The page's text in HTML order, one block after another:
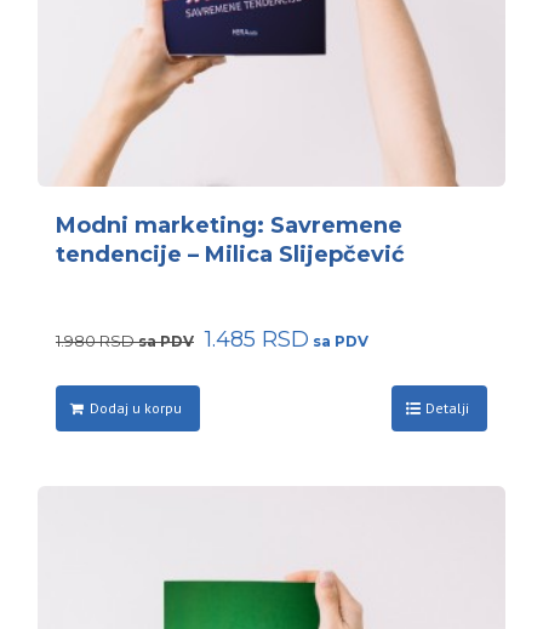
Modni marketing: Savremene
tendencije – Milica Slijepčević
1.980RSD
Originalna
1.485 RSD
Trenutna
1.485 RSD.
Dodaj u korpu Detalji